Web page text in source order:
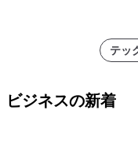
テッ
ビジネスの新着